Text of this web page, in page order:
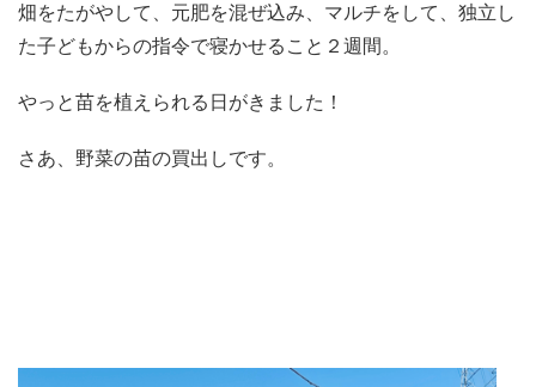
畑をたがやして、元肥を混ぜ込み、マルチをして、独立し
た子どもからの指令で寝かせること２週間。
やっと苗を植えられる日がきました！
さあ、野菜の苗の買出しです。